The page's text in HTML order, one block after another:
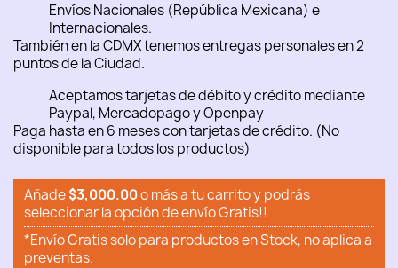
Envíos Nacionales (República Mexicana) e
Internacionales.
También en la CDMX tenemos entregas personales en 2
puntos de la Ciudad.
Aceptamos tarjetas de débito y crédito mediante
Paypal, Mercadopago y Openpay
Paga hasta en 6 meses con tarjetas de crédito. (No
disponible para todos los productos)
Añade$3,000.00o más a tu carrito y podrás
seleccionar la opción de envío Gratis!!
*Envío Gratis solo para productos en Stock, no aplica a
preventas.